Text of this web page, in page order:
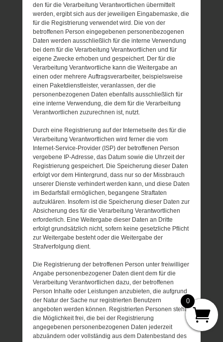
den für die Verarbeitung Verantwortlichen übermittelt
werden, ergibt sich aus der jeweiligen Eingabemaske, die
für die Registrierung verwendet wird. Die von der
betroffenen Person eingegebenen personenbezogenen
Daten werden ausschließlich für die interne Verwendung
bei dem für die Verarbeitung Verantwortlichen und für
eigene Zwecke erhoben und gespeichert. Der für die
Verarbeitung Verantwortliche kann die Weitergabe an
einen oder mehrere Auftragsverarbeiter, beispielsweise
einen Paketdienstleister, veranlassen, der die
personenbezogenen Daten ebenfalls ausschließlich für
eine interne Verwendung, die dem für die Verarbeitung
Verantwortlichen zuzurechnen ist, nutzt.
Durch eine Registrierung auf der Internetseite des für die
Verarbeitung Verantwortlichen wird ferner die vom
Internet-Service-Provider (ISP) der betroffenen Person
vergebene IP-Adresse, das Datum sowie die Uhrzeit der
Registrierung gespeichert. Die Speicherung dieser Daten
erfolgt vor dem Hintergrund, dass nur so der Missbrauch
unserer Dienste verhindert werden kann, und diese Daten
im Bedarfsfall ermöglichen, begangene Straftaten
aufzuklären. Insofern ist die Speicherung dieser Daten zur
Absicherung des für die Verarbeitung Verantwortlichen
erforderlich. Eine Weitergabe dieser Daten an Dritte
erfolgt grundsätzlich nicht, sofern keine gesetzliche Pflicht
zur Weitergabe besteht oder die Weitergabe der
Strafverfolgung dient.
Die Registrierung der betroffenen Person unter freiwilliger
Angabe personenbezogener Daten dient dem für die
Verarbeitung Verantwortlichen dazu, der betroffenen
Person Inhalte oder Leistungen anzubieten, die aufgrund
der Natur der Sache nur registrierten Benutzern
angeboten werden können. Registrierten Personen steht
die Möglichkeit frei, die bei der Registrierung
angegebenen personenbezogenen Daten jederzeit
abzuändern oder vollständig aus dem Datenbestand des
0